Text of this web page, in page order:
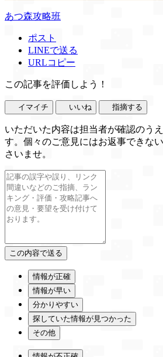
あつ森攻略班
ポスト
LINEで送る
URLコピー
この記事を評価しよう！
イマイチ いいね 指摘する
いただいた内容は担当者が確認のう
す。個々のご意見にはお返事できな
さいませ。
情報が正確
情報が早い
分かりやすい
探していた情報が見つかった
その他